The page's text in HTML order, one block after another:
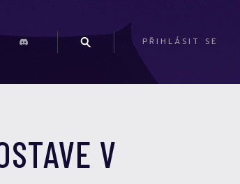
PŘIHLÁSIT SE
V